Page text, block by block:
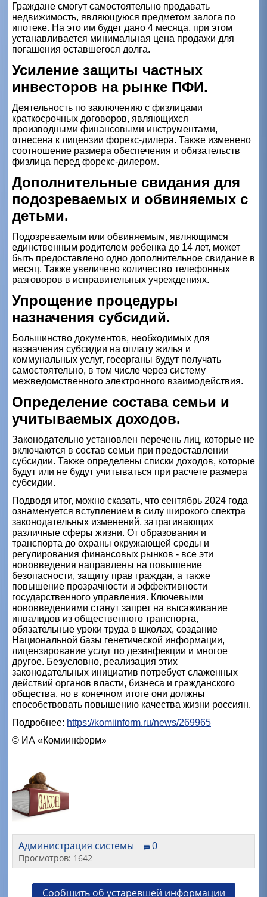
Граждане смогут самостоятельно продавать
недвижимость, являющуюся предметом залога по
ипотеке. На это им будет дано 4 месяца, при этом
устанавливается минимальная цена продажи для
погашения оставшегося долга.
Усиление защиты частных
инвесторов на рынке ПФИ.
Деятельность по заключению с физлицами
краткосрочных договоров, являющихся
производными финансовыми инструментами,
отнесена к лицензии форекс-дилера. Также изменено
соотношение размера обеспечения и обязательств
физлица перед форекс-дилером.
Дополнительные свидания для
подозреваемых и обвиняемых с
детьми.
Подозреваемым или обвиняемым, являющимся
единственным родителем ребенка до 14 лет, может
быть предоставлено одно дополнительное свидание в
месяц. Также увеличено количество телефонных
разговоров в исправительных учреждениях.
Упрощение процедуры
назначения субсидий.
Большинство документов, необходимых для
назначения субсидии на оплату жилья и
коммунальных услуг, госорганы будут получать
самостоятельно, в том числе через систему
межведомственного электронного взаимодействия.
Определение состава семьи и
учитываемых доходов.
Законодательно установлен перечень лиц, которые не
включаются в состав семьи при предоставлении
субсидии. Также определены списки доходов, которые
будут или не будут учитываться при расчете размера
субсидии.
Подводя итог, можно сказать, что сентябрь 2024 года
ознаменуется вступлением в силу широкого спектра
законодательных изменений, затрагивающих
различные сферы жизни. От образования и
транспорта до охраны окружающей среды и
регулирования финансовых рынков - все эти
нововведения направлены на повышение
безопасности, защиту прав граждан, а также
повышение прозрачности и эффективности
государственного управления. Ключевыми
нововведениями станут запрет на высаживание
инвалидов из общественного транспорта,
обязательные уроки труда в школах, создание
Национальной базы генетической информации,
лицензирование услуг по дезинфекции и многое
другое. Безусловно, реализация этих
законодательных инициатив потребует слаженных
действий органов власти, бизнеса и гражданского
общества, но в конечном итоге они должны
способствовать повышению качества жизни россиян.
Подробнее: https://komiinform.ru/news/269965
© ИА «Комиинформ»
Администрация системы 0
Просмотров: 1642
Сообщить об устаревшей информации